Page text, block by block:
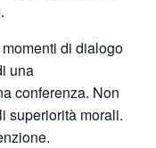
di dialogo
una
conferenza. Non
superiorità morali.